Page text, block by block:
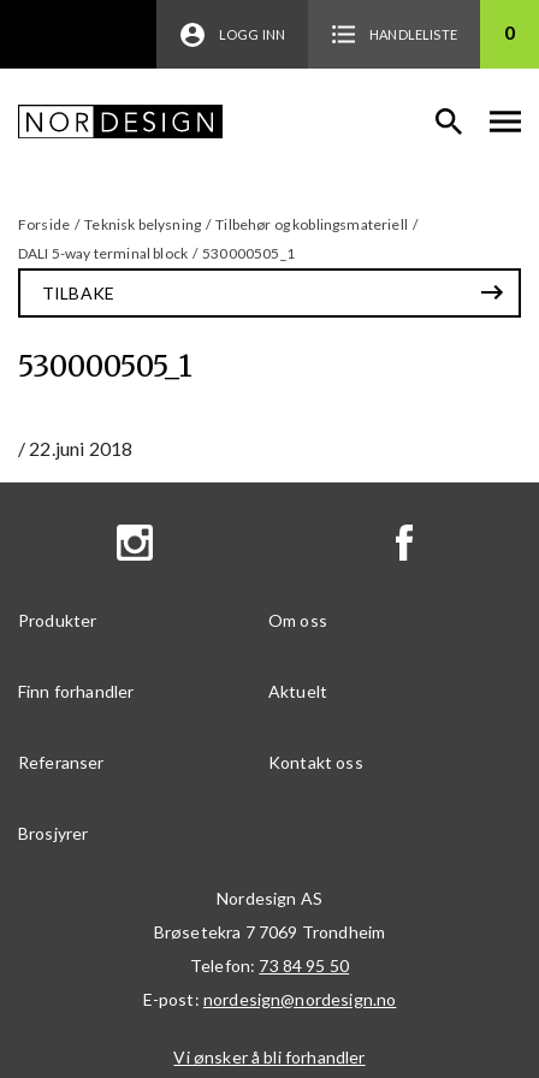
LOGG INN HANDLELISTE 0
Forside / Teknisk belysning / Tilbehør og koblingsmateriell /
DALI 5-way terminal block / 530000505_1
TILBAKE
530000505_1
/ 22.juni 2018
Produkter Om oss
Finn forhandler Aktuelt
Referanser Kontakt oss
Brosjyrer
Nordesign AS
Brøsetekra 7 7069 Trondheim
Telefon: 73 84 95 50
E-post: nordesign@nordesign.no
Vi ønsker å bli forhandler